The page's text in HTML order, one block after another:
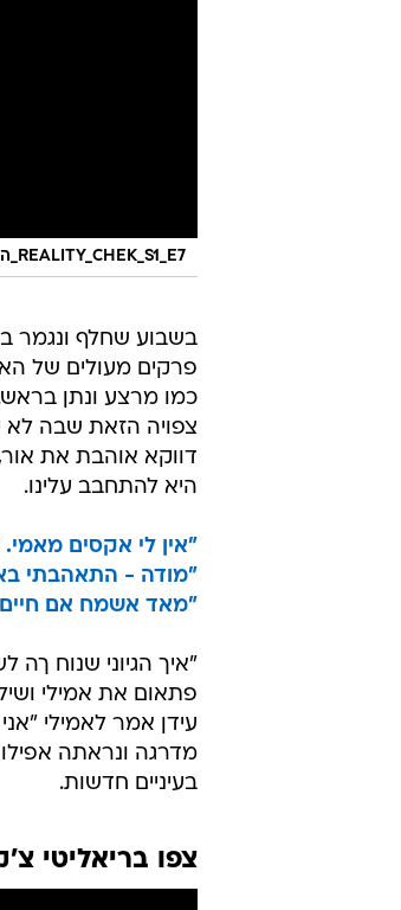
REALITY_CHEK_S1_E7_השאלה של נועם
בשבוע שחלף ונגמר
פרקים מעולים של
כמו מרצע ונתן
צפויה הזאת שבה לא
דווקא אוהבת את
היא להתחבב עלינו.
"אין לי אקסים
"מודה - התאהבתי
"מאד אשמח אם חיים
"איך הגיוני שנוח
פתאום את אמילי
עידן אמר לאמילי
מדרגה ונראתה
בעיניים חדשות.
צפו בריאליטי צ'ק פרק 7 - השאלה